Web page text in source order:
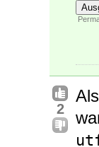
2